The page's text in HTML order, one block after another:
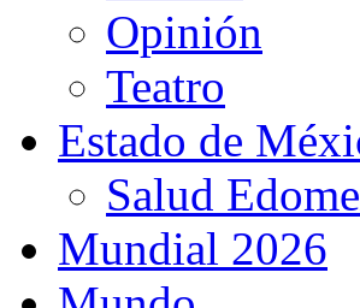
Opinión
Teatro
Estado de
Salud
Mundial 2026